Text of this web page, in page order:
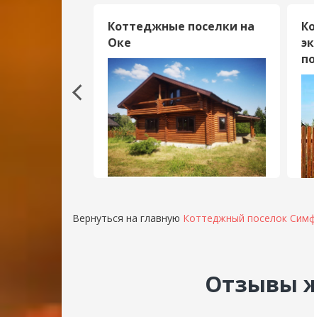
Коттеджные поселки на
Оке
Вернуться на главную Коттеджный поселок
Отзывы